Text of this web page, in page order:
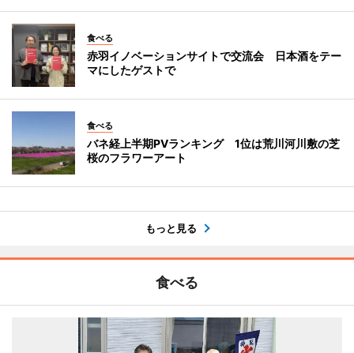
食べる
赤羽イノベーションサイトで交流会 日本酒をテー
マにしたゲストで
食べる
バネ経上半期PVランキング 1位は荒川河川敷の芝
桜のフラワーアート
もっと見る
食べる